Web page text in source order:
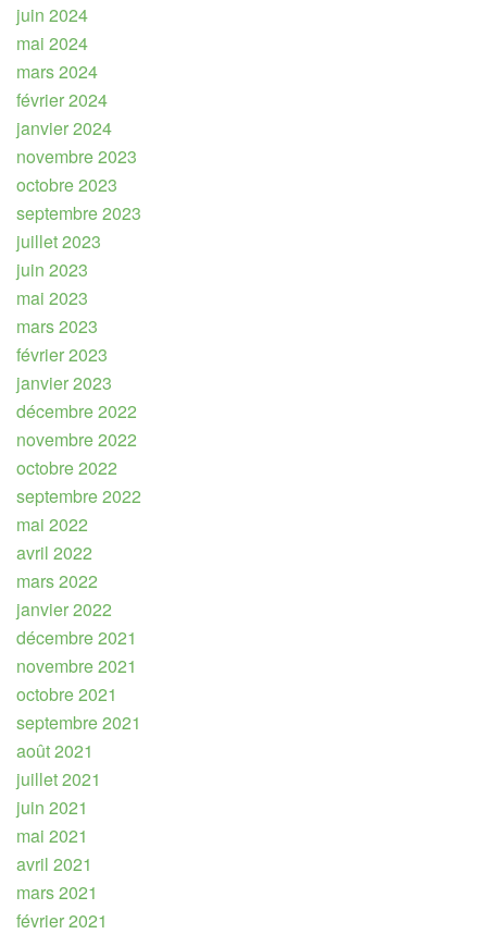
juin 2024
mai 2024
mars 2024
février 2024
janvier 2024
novembre 2023
octobre 2023
septembre 2023
juillet 2023
juin 2023
mai 2023
mars 2023
février 2023
janvier 2023
décembre 2022
novembre 2022
octobre 2022
septembre 2022
mai 2022
avril 2022
mars 2022
janvier 2022
décembre 2021
novembre 2021
octobre 2021
septembre 2021
août 2021
juillet 2021
juin 2021
mai 2021
avril 2021
mars 2021
février 2021